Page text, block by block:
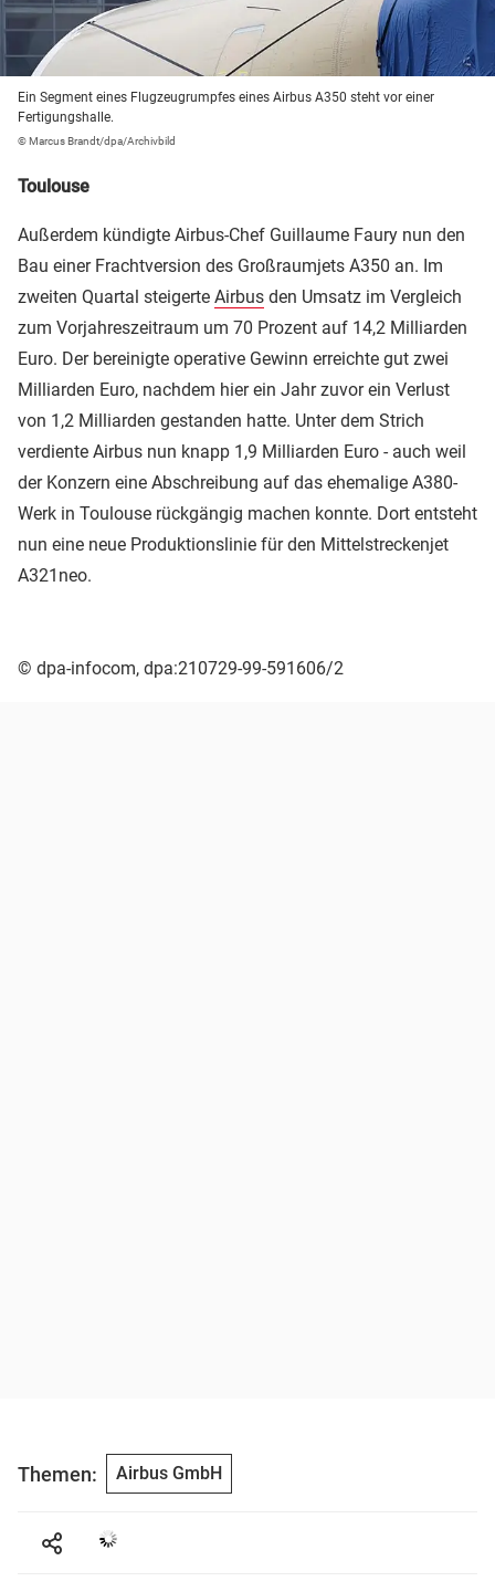
Ein Segment eines Flugzeugrumpfes eines Airbus A350 steht vor einer
Fertigungshalle.
© Marcus Brandt/dpa/Archivbild
Toulouse
Außerdem kündigte Airbus-Chef Guillaume Faury nun den
Bau einer Frachtversion des Großraumjets A350 an. Im
zweiten Quartal steigerte Airbus den Umsatz im Vergleich
zum Vorjahreszeitraum um 70 Prozent auf 14,2 Milliarden
Euro. Der bereinigte operative Gewinn erreichte gut zwei
Milliarden Euro, nachdem hier ein Jahr zuvor ein Verlust
von 1,2 Milliarden gestanden hatte. Unter dem Strich
verdiente Airbus nun knapp 1,9 Milliarden Euro - auch weil
der Konzern eine Abschreibung auf das ehemalige A380-
Werk in Toulouse rückgängig machen konnte. Dort entsteht
nun eine neue Produktionslinie für den Mittelstreckenjet
A321neo.
© dpa-infocom, dpa:210729-99-591606/2
Themen: Airbus GmbH